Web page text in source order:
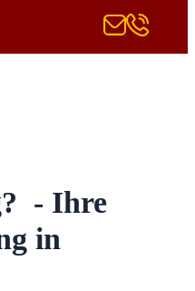
- Ihre
in